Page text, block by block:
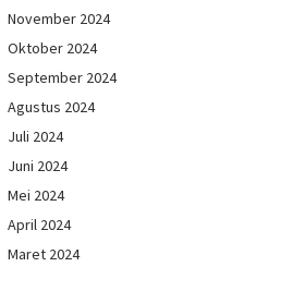
November 2024
Oktober 2024
September 2024
Agustus 2024
Juli 2024
Juni 2024
Mei 2024
April 2024
Maret 2024